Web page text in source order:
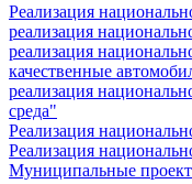
Реализация
реализация
реализация
качественные
реализация
среда"
Реализация
Реализация
Муниципальные